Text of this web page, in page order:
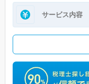
サービス内容